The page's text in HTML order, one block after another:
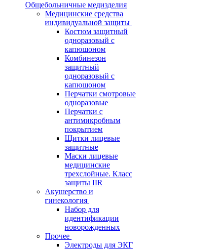
Общебольничные медизделия
Медицинские средства
индивидуальной защиты
Костюм защитный
одноразовый с
капюшоном
Комбинезон
защитный
одноразовый с
капюшоном
Перчатки смотровые
одноразовые
Перчатки с
антимикробным
покрытием
Щитки лицевые
защитные
Маски лицевые
медицинские
трехслойные. Класс
защиты IIR
Акушерство и
гинекология
Набор для
идентификации
новорожденных
Прочее
Электроды для ЭКГ